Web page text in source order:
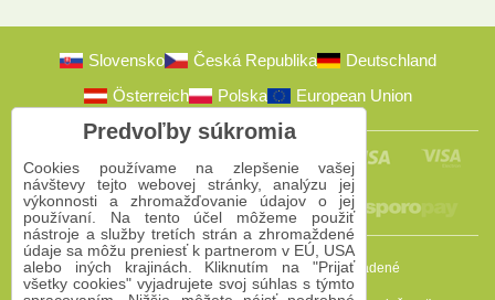
Slovensko Česká Republika
Deutschland
Österreich
Polska European Union
2009-2026 © Bomba s.r.o.Všetky práva vyhradené
Predvoľby súkromia
Cookies používame na zlepšenie vašej
návštevy tejto webovej stránky, analýzu jej
výkonnosti a zhromažďovanie údajov o jej
používaní. Na tento účel môžeme použiť
nástroje a služby tretích strán a zhromaždené
údaje sa môžu preniesť k partnerom v EÚ, USA
alebo iných krajinách. Kliknutím na "Prijať
všetky cookies" vyjadrujete svoj súhlas s týmto